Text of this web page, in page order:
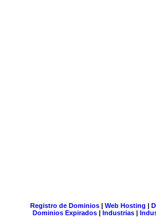
Registro de Dominios| Web Hosting |
Dominios Expirados | Industrias |